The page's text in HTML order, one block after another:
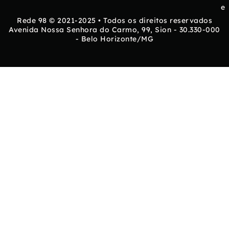
e
Rede 98 © 2021-2025 • Todos os direitos reservados
Avenida Nossa Senhora do Carmo, 99, Sion - 30.330-000
- Belo Horizonte/MG